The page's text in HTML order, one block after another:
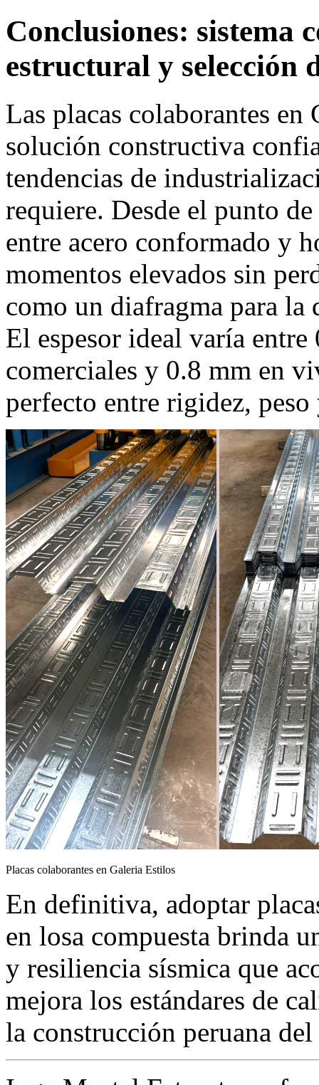
Conclusiones: sistema
estructural y selección
Las placas colaborantes
solución constructiva
tendencias de
requiere. Desde el punto
entre acero conformado y
momentos elevados sin
como un diafragma para la
El espesor ideal varía
comerciales y 0.8 mm en
perfecto entre rigidez, peso
Placas colaborantes en Galeria Estilos
En definitiva, adoptar
en losa compuesta brinda
y resiliencia sísmica que
mejora los estándares de
la construcción peruana